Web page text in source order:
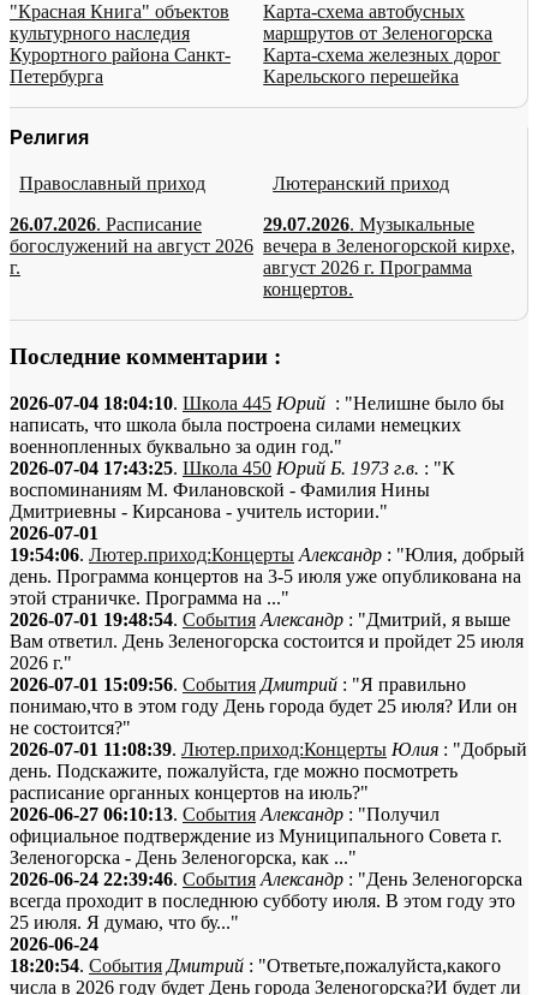
"Красная Книга" объектов
культурного наследия
Курортного района Санкт-
Петербурга
Карта-схема автобусных
маршрутов от Зеленогорска
Карта-схема железных дорог
Карельского перешейка
Религия
Православный приход
26.07.2026. Расписание
богослужений на август 2026
г.
Лютеранский приход
29.07.2026. Музыкальные
вечера в Зеленогорской кирхе,
август 2026 г. Программа
концертов.
Последние комментарии :
2026-07-04 18:04:10. Школа 445 Юрий : "Нелишне было бы
написать, что школа была построена силами немецких
военнопленных буквально за один год."
2026-07-04 17:43:25. Школа 450 Юрий Б. 1973 г.в. : "К
воспоминаниям М. Филановской - Фамилия Нины
Дмитриевны - Кирсанова - учитель истории."
2026-07-01
19:54:06. Лютер.приход:Концерты Александр : "Юлия, добрый
день. Программа концертов на 3-5 июля уже опубликована на
этой страничке. Программа на ..."
2026-07-01 19:48:54. События Александр : "Дмитрий, я выше
Вам ответил. День Зеленогорска состоится и пройдет 25 июля
2026 г."
2026-07-01 15:09:56. События Дмитрий : "Я правильно
понимаю,что в этом году День города будет 25 июля? Или он
не состоится?"
2026-07-01 11:08:39. Лютер.приход:Концерты Юлия : "Добрый
день. Подскажите, пожалуйста, где можно посмотреть
расписание органных концертов на июль?"
2026-06-27 06:10:13. События Александр : "Получил
официальное подтверждение из Муниципального Совета г.
Зеленогорска - День Зеленогорска, как ..."
2026-06-24 22:39:46. События Александр : "День Зеленогорска
всегда проходит в последнюю субботу июля. В этом году это
25 июля. Я думаю, что бу..."
2026-06-24
18:20:54. События Дмитрий : "Ответьте,пожалуйста,какого
числа в 2026 году будет День города Зеленогорска?И будет ли